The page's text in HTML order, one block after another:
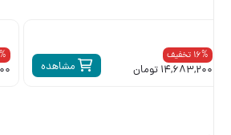
مشاهده
16% تخفیف
25,183,200 تومان